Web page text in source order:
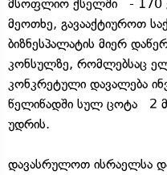
მსოფლიო ქსელში - 170
მეოთხე, გავააქტიუროთ
ბიზნესპალატის მიერ
კონსულზე, რომლებსაც
კონკრეტული დავალება
წელიწადში სულ ცოტა 2
უდრის.
დავასრულოთ ისრაელსა